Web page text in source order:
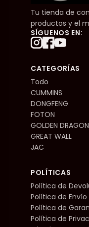
Tu tienda de
productos y el
SÍGUENOS EN:
CATEGORÍAS
Todo
CUMMINS
DONGFENG
FOTON
GOLDEN DRAGON
GREAT WALL
JAC
POLÍTICAS
Política de
Política de Envío
Política de
Política de